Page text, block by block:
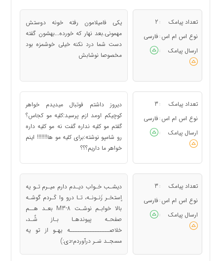
تعداد پیامک :
2
نوع اس ام اس : فارسی
ارسال پیامک
:
یکی فامیلامون رفته خونه دوستش
مهمونی.بعد نهار که خورده...بهشون گفته
دست شما درد نکنه خیلی خوشمزه بود
مخصوصا نوشابش
تعداد پیامک :
3
نوع اس ام اس : فارسی
ارسال پیامک
:
دیروز داشتم فوتبال میدیدم خواهر
کوچیکم اومد ازم پرسید:کلیه مو کجاس؟
گفتم مو کلیه نداره گفت نه مو کلیه داره
رو شامپو نوشته:برای کلیه مو ها!!!!!!! اینم
خواهر ما داریم؟؟؟
تعداد پیامک :
3
نوع اس ام اس : فارسی
ارسال پیامک
:
دیشـب خـواب دیـدم دارم میـرم تـو یه
اٍستخـر زَنـونـه، تـا درو وا کَـردم گوشـه
بالا خوابـم نوشـت M3-8 بعـد هــم
صفحـه پیوندهـا بـاز شٌـد،
خلاصــــــــــــــــه یهـو از تو یه
مسجـد سَـر درآوردم؛دی:)